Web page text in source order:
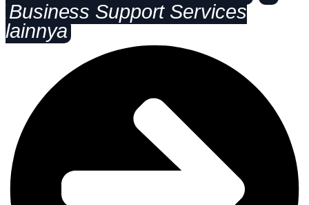
Business Support Services
lainnya